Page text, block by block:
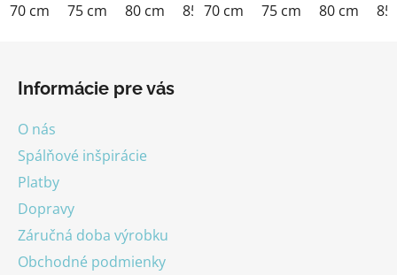
70 cm 75 cm 80 cm 85 cm 90 cm 95 cm 100
70 cm 75 cm 80 cm 85
Informácie pre vás
O nás
Spálňové inšpirácie
Platby
Dopravy
Záručná doba výrobku
Obchodné podmienky